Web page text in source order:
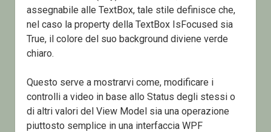
assegnabile alle TextBox, tale stile definisce che,
nel caso la property della TextBox IsFocused sia
True, il colore del suo background diviene verde
chiaro.
Questo serve a mostrarvi come, modificare i
controlli a video in base allo Status degli stessi o
di altri valori del View Model sia una operazione
piuttosto semplice in una interfaccia WPF